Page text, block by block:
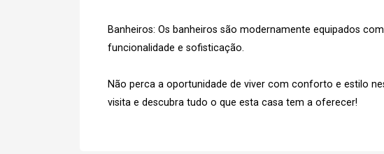
Banheiros: Os banheiros são modernamente equipados
funcionalidade e sofisticação.
Não perca a oportunidade de viver com conforto e estilo
visita e descubra tudo o que esta casa tem a oferecer!